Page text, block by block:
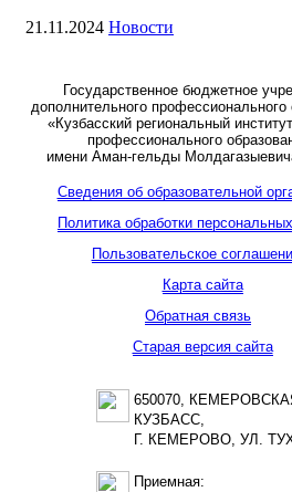
21.11.2024 Новости
Государственное бюджетное
дополнительного профессионального
«Кузбасский региональный
профессионального
имени Аман-гельды
Сведения об образовательной
Политика обработки
Пользовательское
Карта сайта
Обратная связь
Старая версия сайта
650070,
КУЗБАСС,
Г. КЕМЕРОВО, УЛ.
Приемная: